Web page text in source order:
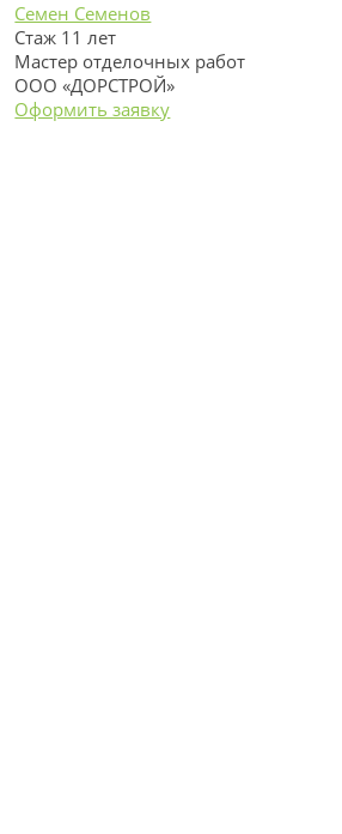
Семен Семенов
Стаж 11 лет
Мастер отделочных работ
ООО «ДОРСТРОЙ»
Оформить заявку